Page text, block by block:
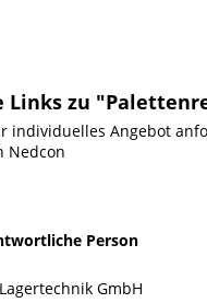
zu
individuelles Angebot
Nedcon
Person
GmbH